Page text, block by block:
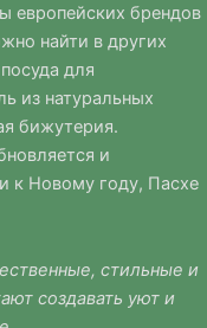
европейских брендов
найти в других
для
из натуральных
бижутерия.
и
к Новому году, Пасхе
стильные и
создавать уют и